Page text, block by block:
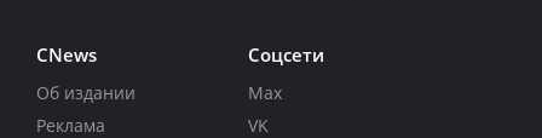
CNews
Об издании
Реклама
Соцсети
Max
VK